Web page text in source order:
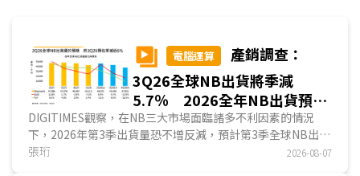
電腦運算
產銷調查：
3Q26全球NB出貨將季減
5.7％ 2026全年NB出貨預估
年減7％
DIGITIMES觀察，在NB三大市場面臨諸多不利因素的情況
下，2026年第3季出貨量恐不增反減，預計第3季全球NB出貨
將季減5.7%，與以往第3季為全年出貨高峰明顯不同。2026
張珩 2026-08-07